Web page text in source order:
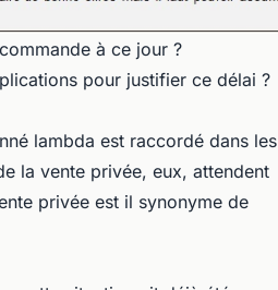
à ce jour ?
pour justifier ce délai ?
lambda est raccordé dans les
la vente privée, eux, attendent
privée est il synonyme de